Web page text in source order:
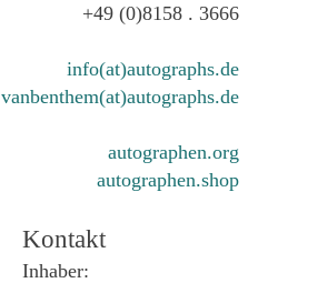
+49 (0)8158 . 3666
info(at)autographs.de
vanbenthem(at)autographs.de
autographen.org
autographen.shop
Kontakt
Inhaber: